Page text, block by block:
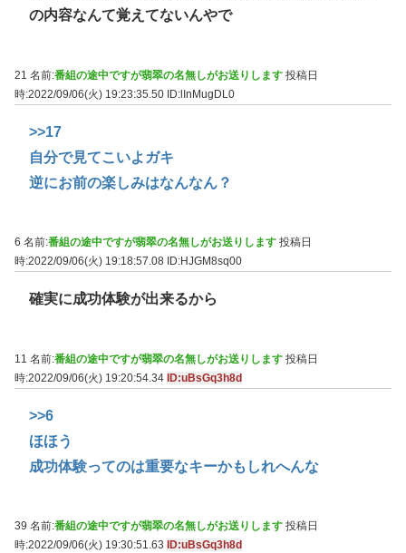
の内容なんて覚えてないんやで
21 名前:番組の途中ですが翡翠の名無しがお送りします 投稿日
時:2022/09/06(火) 19:23:35.50 ID:lInMugDL0
>>17
自分で見てこいよガキ
逆にお前の楽しみはなんなん？
6 名前:番組の途中ですが翡翠の名無しがお送りします 投稿日
時:2022/09/06(火) 19:18:57.08 ID:HJGM8sq00
確実に成功体験が出来るから
11 名前:番組の途中ですが翡翠の名無しがお送りします 投稿日
時:2022/09/06(火) 19:20:54.34 ID:uBsGq3h8d
>>6
ほほう
成功体験ってのは重要なキーかもしれへんな
39 名前:番組の途中ですが翡翠の名無しがお送りします 投稿日
時:2022/09/06(火) 19:30:51.63
ID:uBsGq3h8d